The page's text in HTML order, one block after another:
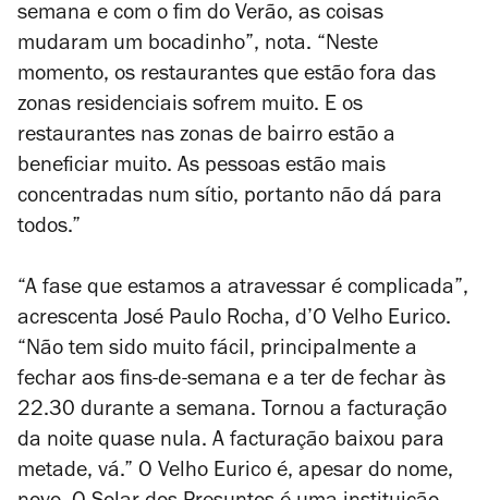
semana e com o fim do Verão, as coisas
mudaram um bocadinho”, nota. “Neste
momento, os restaurantes que estão fora das
zonas residenciais sofrem muito. E os
restaurantes nas zonas de bairro estão a
beneficiar muito. As pessoas estão mais
concentradas num sítio, portanto não dá para
todos.”
“A fase que estamos a atravessar é complicada”,
acrescenta José Paulo Rocha, d’O Velho Eurico.
“Não tem sido muito fácil, principalmente a
fechar aos fins-de-semana e a ter de fechar às
22.30 durante a semana. Tornou a facturação
da noite quase nula. A facturação baixou para
metade, vá.” O Velho Eurico é, apesar do nome,